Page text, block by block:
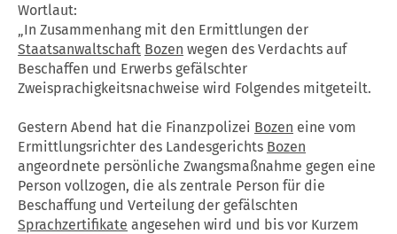
Wortlaut:
„In Zusammenhang mit den Ermittlungen der
Staatsanwaltschaft Bozen wegen des Verdachts auf
Beschaffen und Erwerbs gefälschter
Zweisprachigkeitsnachweise wird Folgendes mitgeteilt.
Gestern Abend hat die Finanzpolizei Bozen eine vom
Ermittlungsrichter des Landesgerichts Bozen
angeordnete persönliche Zwangsmaßnahme gegen eine
Person vollzogen, die als zentrale Person für die
Beschaffung und Verteilung der gefälschten
Sprachzertifikate angesehen wird und bis vor Kurzem